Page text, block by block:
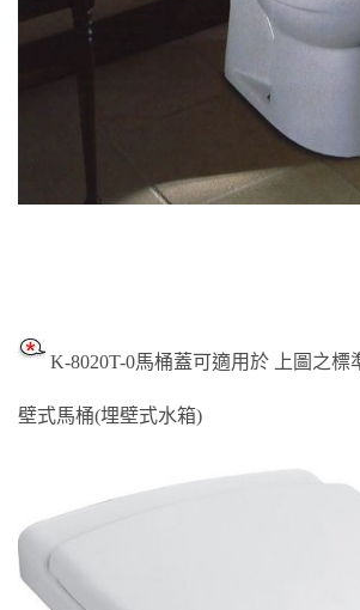
K-8020T-0馬桶蓋可適用於 上圖之標
壁式馬桶(埋壁式水箱)